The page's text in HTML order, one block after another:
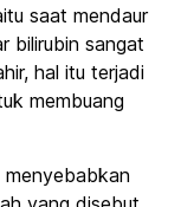
saat mendaur
bilirubin sangat
hal itu terjadi
membuang
menyebabkan